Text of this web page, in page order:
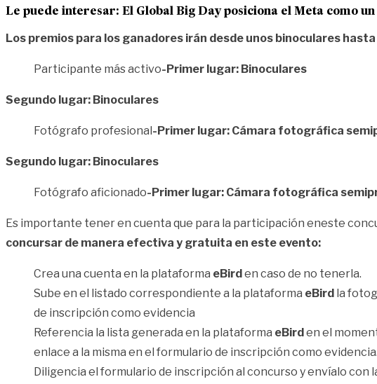
Le puede interesar: El Global Big Day posiciona el Meta como
Los premios para los ganadores irán desde unos binoculares
Participante más activo-Primer lugar: Binoculares
Segundo lugar: Binoculares
Fotógrafo profesional -Primer lugar: Cámara fotográfica
Segundo lugar: Binoculares
Fotógrafo aficionado-Primer lugar: Cámara fotográfica
Es importante tener en cuenta que para la participación eneste
concursar de manera efectiva y gratuita en este evento:
Crea una cuenta en la plataforma eBird en caso de no tenerla.
Sube en el listado correspondiente a la plataforma eBird la
de inscripción como evidencia
Referencia la lista generada en la plataforma eBird en el
enlace a la misma en el formulario de inscripción como evidencia.
Diligencia el formulario de inscripción al concurso y envíalo